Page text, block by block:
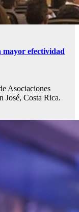
mayor efectividad
Asociaciones
José, Costa Rica.